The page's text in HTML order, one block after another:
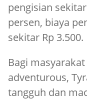
pengisian
persen, biaya
sekitar Rp 3.500.
Bagi
adventurous,
tangguh dan